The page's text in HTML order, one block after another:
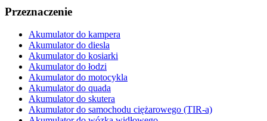
Przeznaczenie
Akumulator do kampera
Akumulator do diesla
Akumulator do kosiarki
Akumulator do łodzi
Akumulator do motocykla
Akumulator do quada
Akumulator do skutera
Akumulator do samochodu ciężarowego (TIR-a)